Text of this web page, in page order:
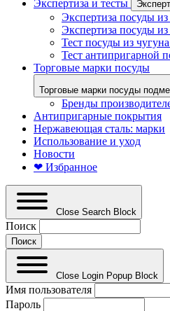
Экспертиза и тесты
Экспертиза посуды
Экспертиза посуды
Тест посуды из
Тест антипригарной
Торговые марки посуды
Торговые марки посуды
Бренды
Антипригарные покрытия
Нержавеющая сталь: марки
Использование и уход
Новости
❤ Избранное
Close Search Block
Поиск
Close Login Popup Block
Имя пользователя
Пароль